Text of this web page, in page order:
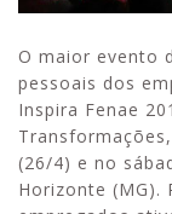
O maior evento
pessoais dos
Inspira Fenae
(26/4) e no
Horizonte (MG).